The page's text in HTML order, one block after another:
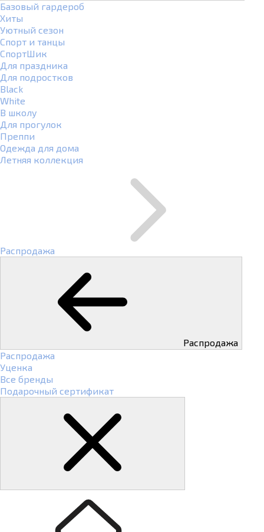
Базовый гардероб
Хиты
Уютный сезон
Спорт и танцы
СпортШик
Для праздника
Для подростков
Black
White
В школу
Для прогулок
Преппи
Одежда для дома
Летняя коллекция
Распродажа
Распродажа
Распродажа
Уценка
Все бренды
Подарочный сертификат